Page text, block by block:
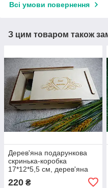
Всі умови повернення
З цим товаром також
Дерев'яна подарункова
скринька-коробка
17*12*5,5 см, дерев'яна
коробка для фотографій
220 ₴